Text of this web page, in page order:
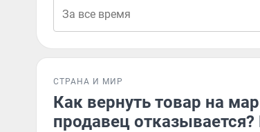
СТРАНА И МИР
Как вернуть товар на
продавец